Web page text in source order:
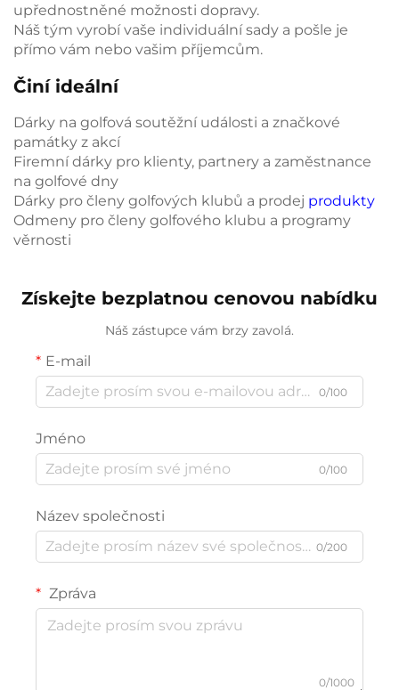
upřednostněné možnosti dopravy.
Náš tým vyrobí vaše individuální sady a pošle je
přímo vám nebo vašim příjemcům.
Činí ideální
Dárky na golfová soutěžní události a značkové
památky z akcí
Firemní dárky pro klienty, partnery a zaměstnance
na golfové dny
Dárky pro členy golfových klubů a prodej produkty
Odmeny pro členy golfového klubu a programy
věrnosti
Získejte bezplatnou cenovou nabídku
Náš zástupce vám brzy zavolá.
E-mail
0/100
Jméno
0/100
Název společnosti
0/200
Zpráva
0/1000